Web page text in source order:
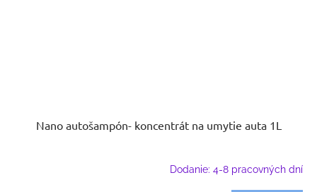
Nano autošampón- koncentrát na umytie auta 1L
Dodanie: 4-8 pracovných dní